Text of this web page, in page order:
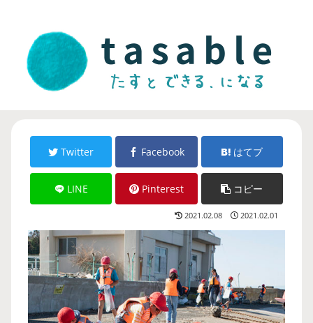
Twitter Facebook はてブ
LINE Pinterest コピー
2021.02.08 2021.02.01